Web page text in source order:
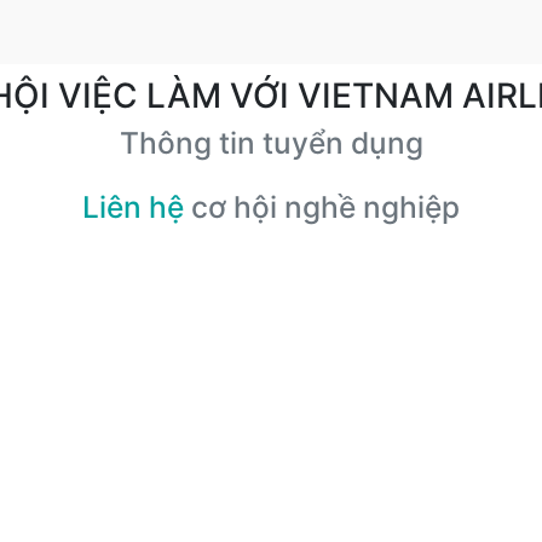
VIỆC LÀM VỚI VIETNAM
Thông tin tuyển dụng
Liên hệ cơ hội nghề nghiệp